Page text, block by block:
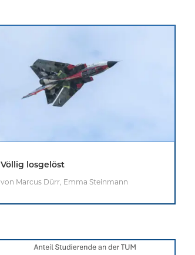
Völlig losgelöst
von Marcus Dürr, Emma Steinmann